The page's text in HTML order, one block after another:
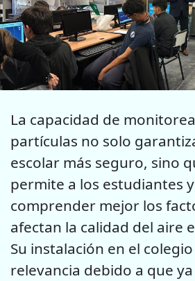
La capacidad de
partículas no solo
escolar más seguro, sino
permite a los estudiantes
comprender mejor los
afectan la calidad del aire
Su instalación en el
relevancia debido a que